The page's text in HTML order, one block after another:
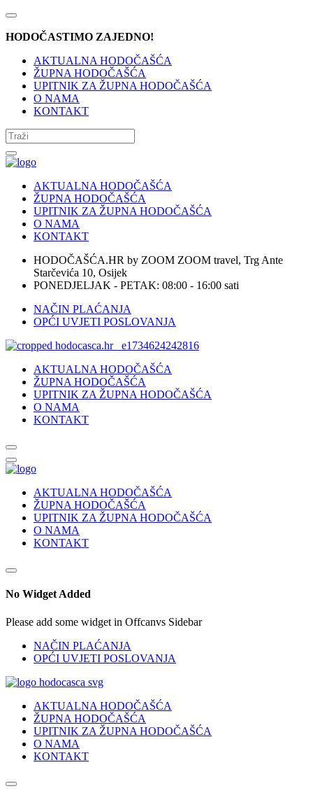
HODOČASTIMO ZAJEDNO!
AKTUALNA HODOČAŠĆA
ŽUPNA HODOČAŠĆA
UPITNIK ZA ŽUPNA HODOČAŠĆA
O NAMA
KONTAKT
AKTUALNA HODOČAŠĆA
ŽUPNA HODOČAŠĆA
UPITNIK ZA ŽUPNA HODOČAŠĆA
O NAMA
KONTAKT
HODOČAŠĆA.HR by ZOOM ZOOM travel, Trg Ante
Starčevića 10, Osijek
PONEDJELJAK - PETAK: 08:00 - 16:00 sati
NAČIN PLAĆANJA
OPĆI UVJETI POSLOVANJA
AKTUALNA HODOČAŠĆA
ŽUPNA HODOČAŠĆA
UPITNIK ZA ŽUPNA HODOČAŠĆA
O NAMA
KONTAKT
AKTUALNA HODOČAŠĆA
ŽUPNA HODOČAŠĆA
UPITNIK ZA ŽUPNA HODOČAŠĆA
O NAMA
KONTAKT
No Widget Added
Please add some widget in Offcanvs Sidebar
NAČIN PLAĆANJA
OPĆI UVJETI POSLOVANJA
AKTUALNA HODOČAŠĆA
ŽUPNA HODOČAŠĆA
UPITNIK ZA ŽUPNA HODOČAŠĆA
O NAMA
KONTAKT